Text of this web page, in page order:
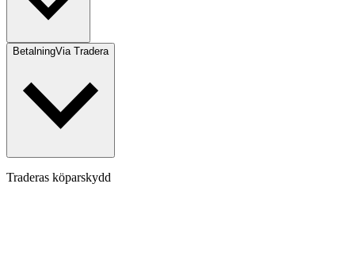
BetalningVia Tradera
Traderas köparskydd